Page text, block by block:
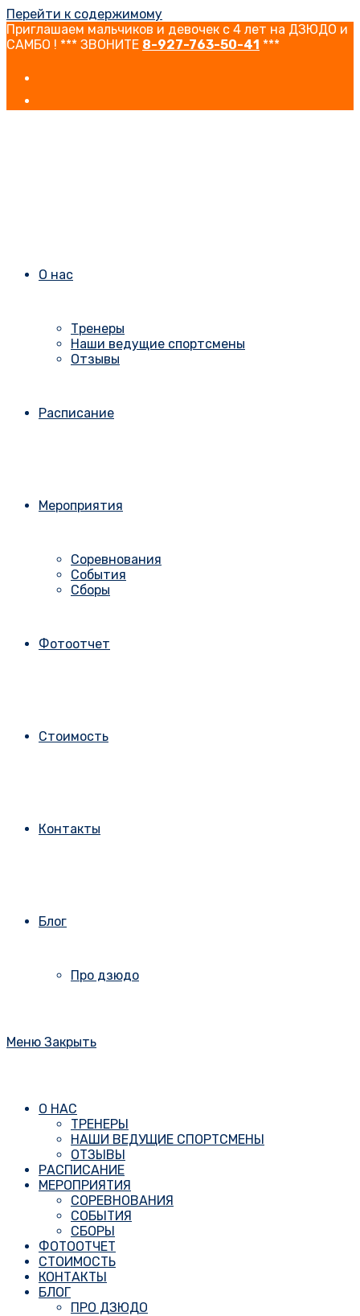
Перейти к содержимому
Приглашаем мальчиков и девочек с 4 лет на ДЗЮДО и
САМБО ! *** ЗВОНИТЕ 8-927-763-50-41 ***
О нас
Тренеры
Наши ведущие спортсмены
Отзывы
Расписание
Мероприятия
Соревнования
События
Сборы
Фотоотчет
Стоимость
Контакты
Блог
Про дзюдо
Меню Закрыть
О НАС
ТРЕНЕРЫ
НАШИ ВЕДУЩИЕ СПОРТСМЕНЫ
ОТЗЫВЫ
РАСПИСАНИЕ
МЕРОПРИЯТИЯ
СОРЕВНОВАНИЯ
СОБЫТИЯ
СБОРЫ
ФОТООТЧЕТ
СТОИМОСТЬ
КОНТАКТЫ
БЛОГ
ПРО ДЗЮДО